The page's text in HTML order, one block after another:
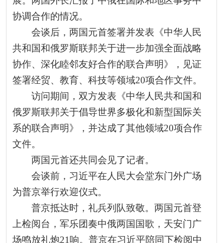
协调合作的情况。
会谈后，两国元首签署并发表《中华人民
共和国和俄罗斯联邦关于进一步加强全面战略
协作、深化睦邻友好合作的联合声明》，见证
签署经贸、教育、科技等领域20项合作文件。
访问期间，双方发表《中华人民共和国和
俄罗斯联邦关于倡导世界多极化和新型国际关
系的联合声明》，并达成了其他领域20项合作
文件。
两国元首还共同会见了记者。
会谈前，习近平在人民大会堂东门外广场
为普京举行欢迎仪式。
普京抵达时，礼兵列队致敬。两国元首登
上检阅台，军乐团奏中俄两国国歌，天安门广
场鸣放礼炮21响。普京在习近平陪同下检阅中